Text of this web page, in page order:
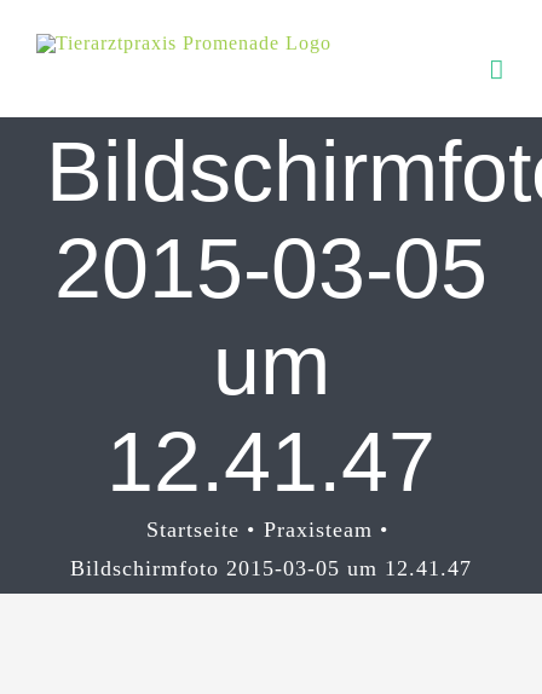
Inhalt
2015-03-05
um
12.41.47
Startseite
Praxisteam
Bildschirmfoto 2015-03-05 um 12.41.47